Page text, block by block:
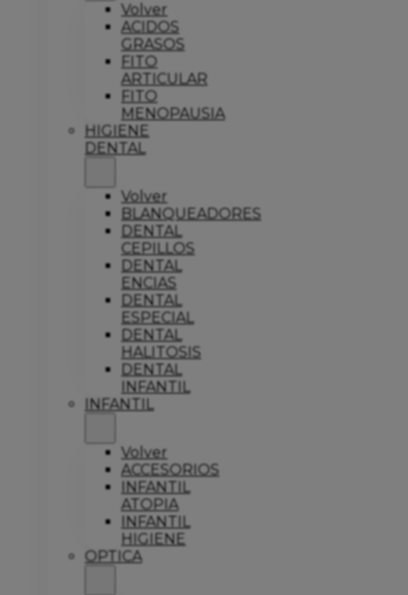
Volver
ACIDOS
GRASOS
FITO
ARTICULAR
FITO
MENOPAUSIA
HIGIENE
DENTAL
Volver
BLANQUEADORES
DENTAL
CEPILLOS
DENTAL
ENCIAS
DENTAL
ESPECIAL
DENTAL
HALITOSIS
DENTAL
INFANTIL
INFANTIL
Volver
ACCESORIOS
INFANTIL
ATOPIA
INFANTIL
HIGIENE
OPTICA